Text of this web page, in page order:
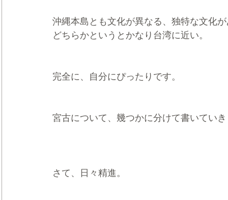
沖縄本島とも文化が異なる、独特な文化
どちらかというとかなり台湾に近い。
完全に、自分にぴったりです。
宮古について、幾つかに分けて書いてい
さて、日々精進。